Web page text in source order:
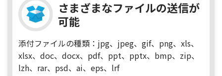
さまざまなファイルの送信が
可能
添付ファイルの種類：jpg、jpeg、gif、png、xls、
xlsx、doc、docx、pdf、ppt、pptx、bmp、zip、
lzh、rar、psd、ai、eps、lrf